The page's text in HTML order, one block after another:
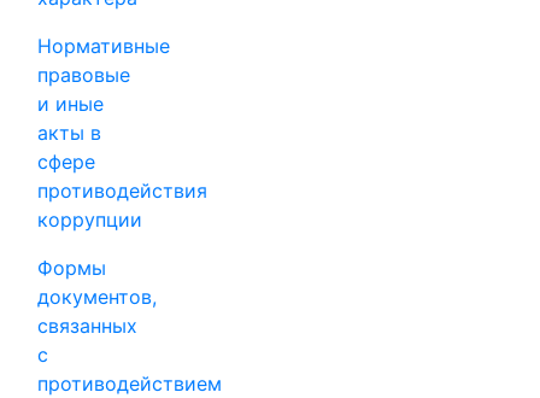
Нормативные
правовые
и иные
акты в
сфере
противодействия
коррупции
Формы
документов,
связанных
с
противодействием